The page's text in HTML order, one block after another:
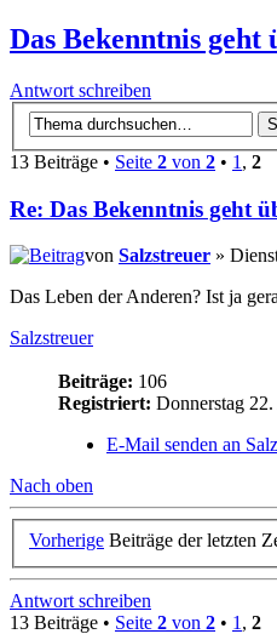
Das Bekenntnis geht
Antwort schreiben
13 Beiträge • Seite 2 von 2 • 1 , 2
Re: Das Bekenntnis geht
von Salzstreuer »
Das Leben der Anderen? Ist ja
Salzstreuer
Beiträge: 106
Registriert: Donnerstag
E-Mail senden an
Nach oben
Vorherige Beiträge der letzten
Antwort schreiben
13 Beiträge • Seite 2 von 2 • 1 , 2